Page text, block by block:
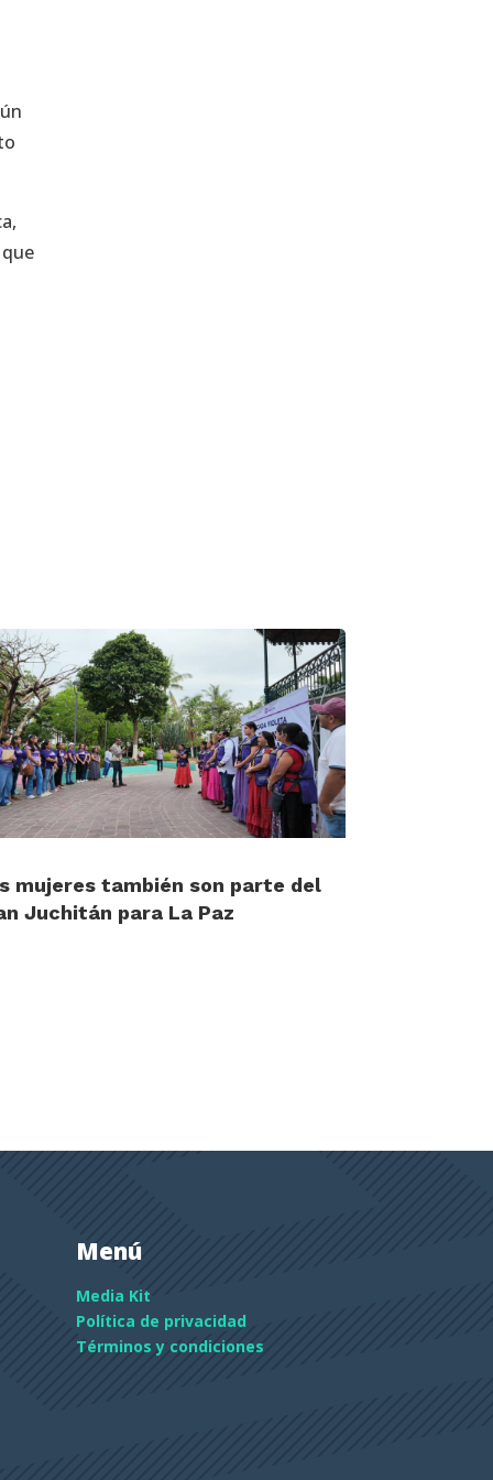
mujeres también son parte del
Juchitán para La Paz
Menú
Media Kit
Política de privacidad
Términos y condiciones